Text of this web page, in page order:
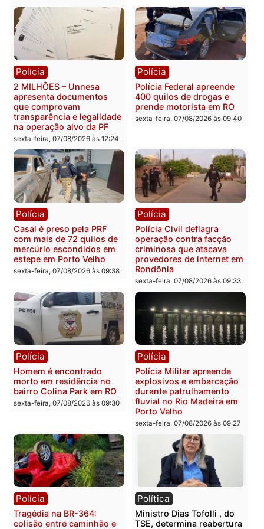
Política
Marcos Rogério apresenta
Plano de Governo com
228 projetos, metas
públicas e
acompanhamento de
resultados
sexta-feira, 07/08/2026 às 18:49
Política
Eleições 2026: Pastor
Evanildo pode ser o
primeiro pastor de
Rondônia na Câmara
Federal
Polícia
2 MILHÕES – Unnesa
apresenta documentos
que comprovam
transparência e legalidade
sexta-feira, 07/08/2026 às 12:24
Polícia
Polícia Federal apreende
400 quilos de drogas e
prende motorista em RO
sexta-feira, 07/08/2026 às
Polícia
Casal é preso pela PRF
estepe em Porto Velho
sexta-feira, 07/08/2026 às 09:38
Polícia
Polícia Civil deflagra
operação contra facção
criminosa que atacava
provedores de internet
Rondônia
sexta-feira, 07/08/2026 às